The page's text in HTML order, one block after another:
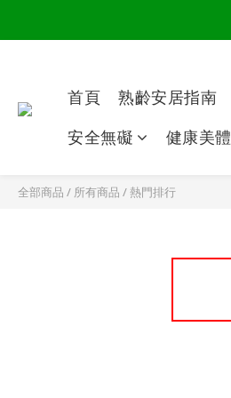
首頁 熟齡安居指南
安全無礙
健康美體
全部商品 / 所有商品 /熱門排行